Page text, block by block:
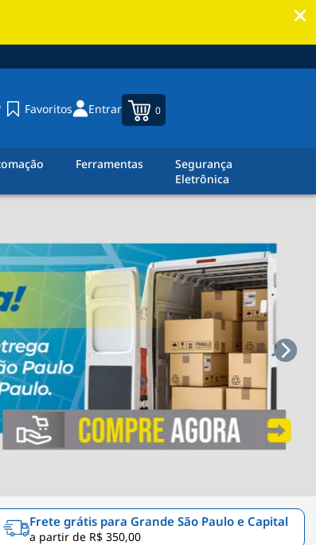
Favoritos Entrar 0
Ferramentas
Segurança
Eletrônica
Frete grátis para Grande São Paulo e Capital
a partir de R$ 350,00